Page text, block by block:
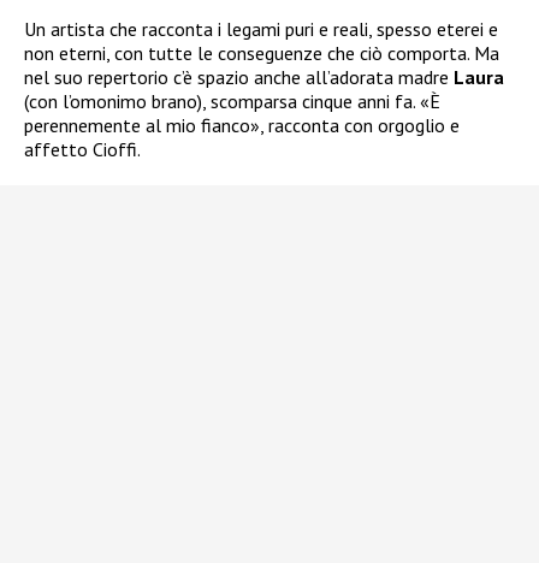
Un artista che racconta i legami puri e reali, spesso eterei e
non eterni, con tutte le conseguenze che ciò comporta. Ma
nel suo repertorio c’è spazio anche all’adorata madre Laura
(con l’omonimo brano), scomparsa cinque anni fa. «È
perennemente al mio fianco», racconta con orgoglio e
affetto Cioffi.